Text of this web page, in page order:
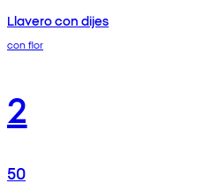
Llavero con dijes
con flor
2
50